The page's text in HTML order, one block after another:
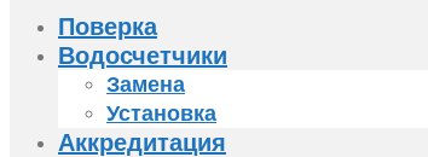
Поверка
Водосчетчики
Замена
Установка
Аккредитация